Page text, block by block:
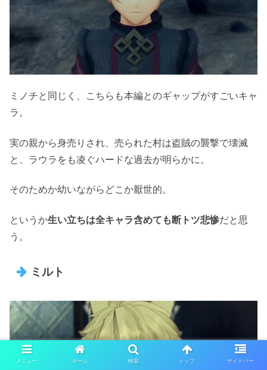
ミノチと同じく、こちらも本編とのギャップがすごいキャ
ラ。
実の親から身売りされ、売られた村は盗賊の襲撃で壊滅
と、ラウラをも凌ぐハードな過去が明らかに。
そのためか幼いながらどこか厭世的。
というか生い立ちは全キャラ含めても断トツ悲惨だと思
う。
ミルト
メニュー ホーム 検索 トップ サイドバー